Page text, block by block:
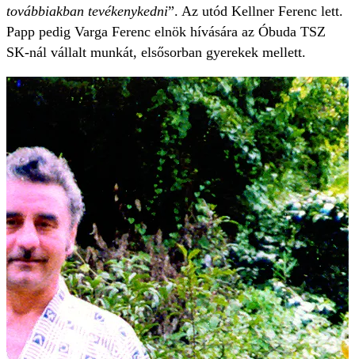
továbbiakban tevékenykedni”. Az utód Kellner Ferenc lett.
Papp pedig Varga Ferenc elnök hívására az Óbuda TSZ
SK-nál vállalt munkát, elsősorban gyerekek mellett.